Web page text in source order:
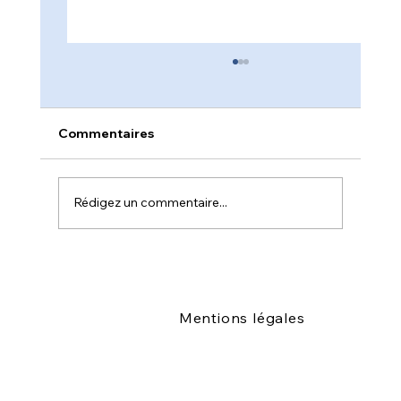
Information syndicale – Septembre 2025
porter à votre connaissance trois points
importants...
Commentaires
Rédigez un commentaire...
Mentions légales